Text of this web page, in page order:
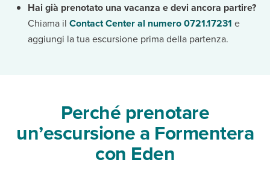
Hai già prenotato una vacanza e devi ancora partire?
Chiama il Contact Center al numero 0721.17231 e
aggiungi la tua escursione prima della partenza.
Perché prenotare
un’escursione a Formentera
con Eden